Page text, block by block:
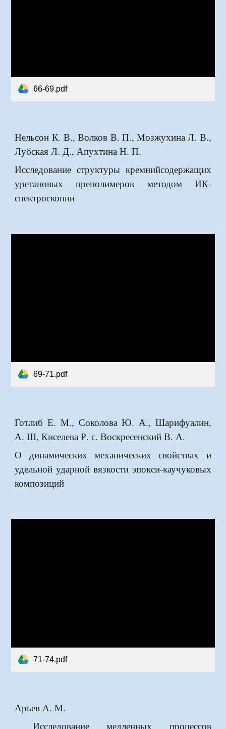
66-69.pdf
Нельсон К. В., Волков В. П., Мозжухина Л. В.,
Лубская Л. Д., Апухтина Н. П.
Исследование структуры кремнийсодержащих
уретановых преполимеров методом ИК-
спектроскопии
69-71.pdf
Готлиб Е. М., Соколова Ю. А., Шарифуалин,
А. Ш, Киселева Р. с. Воскресенский В. А.
О динамических механических свойствах и
удельной ударной вязкости эпокси-каучуковых
композиций
71-74.pdf
Арьев А. М.
Исследование медленных процессов